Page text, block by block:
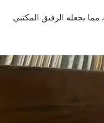
يتضمن MagFusion 3-in-1 أيضًا أماكن مخصصة لـ Apple Watch وAirPods، مما يجعله الرفيق المكتبي